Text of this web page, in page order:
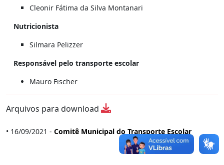
Cleonir Fátima da Silva Montanari
Nutricionista
Silmara Pelizzer
Responsável pelo transporte escolar
Mauro Fischer
Arquivos para download
• 16/09/2021 - Comitê Municipal do Transporte Escolar